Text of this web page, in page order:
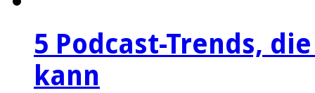
5 Podcast-Trends,
kann